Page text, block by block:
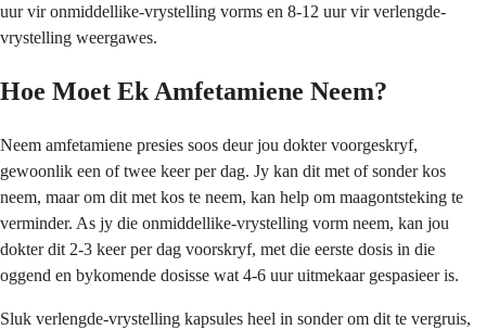
uur vir onmiddellike-vrystelling vorms en 8-12 uur vir verlengde-
vrystelling weergawes.
Hoe Moet Ek Amfetamiene Neem?
Neem amfetamiene presies soos deur jou dokter voorgeskryf,
gewoonlik een of twee keer per dag. Jy kan dit met of sonder kos
neem, maar om dit met kos te neem, kan help om maagontsteking te
verminder. As jy die onmiddellike-vrystelling vorm neem, kan jou
dokter dit 2-3 keer per dag voorskryf, met die eerste dosis in die
oggend en bykomende dosisse wat 4-6 uur uitmekaar gespasieer is.
Sluk verlengde-vrystelling kapsules heel in sonder om dit te vergruis,